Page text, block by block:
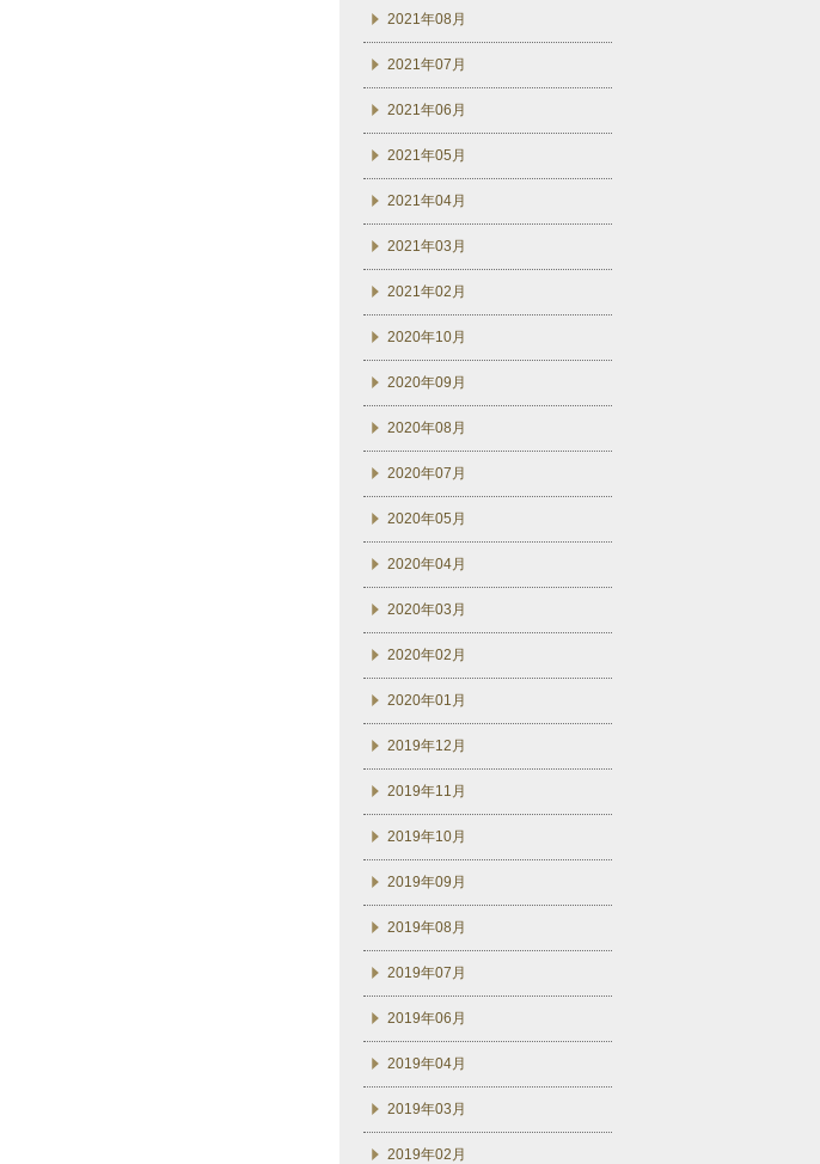
2021年08月
2021年07月
2021年06月
2021年05月
2021年04月
2021年03月
2021年02月
2020年10月
2020年09月
2020年08月
2020年07月
2020年05月
2020年04月
2020年03月
2020年02月
2020年01月
2019年12月
2019年11月
2019年10月
2019年09月
2019年08月
2019年07月
2019年06月
2019年04月
2019年03月
2019年02月